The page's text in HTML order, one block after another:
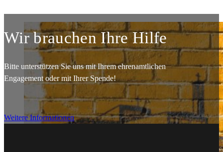
Wir brauchen Ihre Hilfe
Bitte unterstützen Sie uns mit Ihrem ehrenamtlichen
Engagement oder mit Ihrer Spende!
Weitere Informationen